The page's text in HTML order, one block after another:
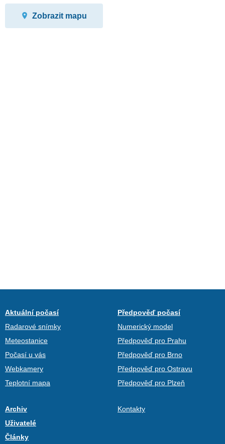
Zobrazit mapu
Aktuální počasí
Radarové snímky
Meteostanice
Počasí u vás
Webkamery
Teplotní mapa
Předpověď počasí
Numerický model
Předpověď pro Prahu
Předpověď pro Brno
Předpověď pro Ostravu
Předpověď pro Plzeň
Archiv
Uživatelé
Články
Kontakty